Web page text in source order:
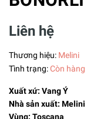
Liên hệ
Thương hiệu: Melini
Tình trạng:Còn hàng
Xuất xứ: Vang Ý
Nhà sản xuất: Melini
Vùng: Toscana